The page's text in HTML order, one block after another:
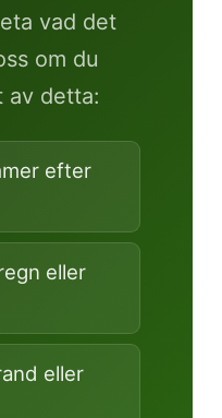
vad det
om du
av detta:
efter
eller
eller